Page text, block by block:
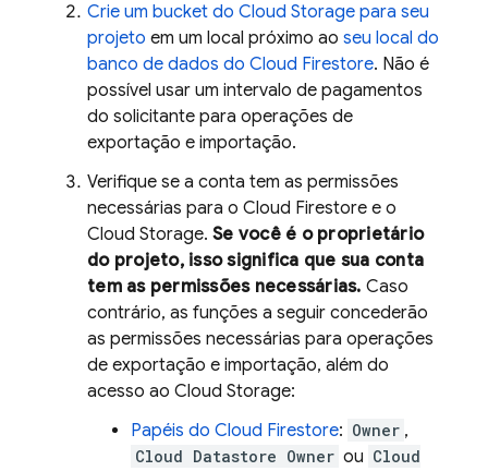
Crie um bucket do Cloud Storage para seu
projeto em um local próximo ao seu local do
banco de dados do Cloud Firestore. Não é
possível usar um intervalo de pagamentos
do solicitante para operações de
exportação e importação.
Verifique se a conta tem as permissões
necessárias para o Cloud Firestore e o
Cloud Storage. Se você é o proprietário
do projeto, isso significa que sua conta
tem as permissões necessárias. Caso
contrário, as funções a seguir concederão
as permissões necessárias para operações
de exportação e importação, além do
acesso ao Cloud Storage:
Papéis do Cloud Firestore: Owner ,
Cloud Datastore Owner ou Cloud